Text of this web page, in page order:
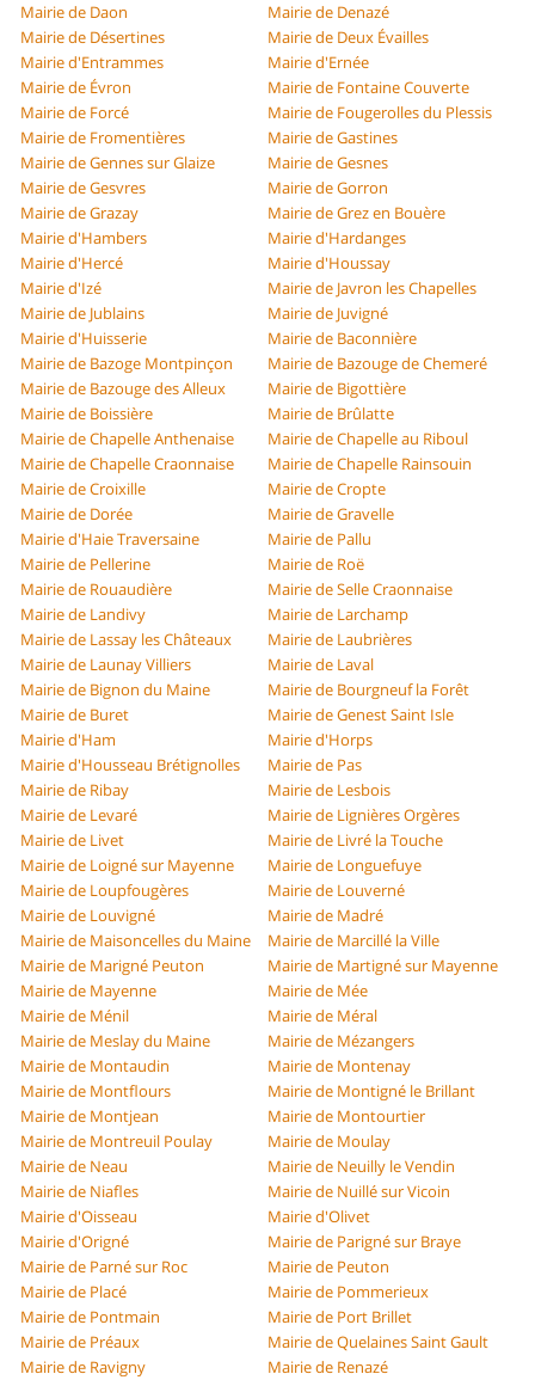
Mairie de Daon
Mairie de Denazé
Mairie de Désertines
Mairie de Deux Évailles
Mairie d'Entrammes
Mairie d'Ernée
Mairie de Évron
Mairie de Fontaine Couverte
Mairie de Forcé
Mairie de Fougerolles du Plessis
Mairie de Fromentières
Mairie de Gastines
Mairie de Gennes sur Glaize
Mairie de Gesnes
Mairie de Gesvres
Mairie de Gorron
Mairie de Grazay
Mairie de Grez en Bouère
Mairie d'Hambers
Mairie d'Hardanges
Mairie d'Hercé
Mairie d'Houssay
Mairie d'Izé
Mairie de Javron les Chapelles
Mairie de Jublains
Mairie de Juvigné
Mairie d'Huisserie
Mairie de Baconnière
Mairie de Bazoge Montpinçon
Mairie de Bazouge de Chemeré
Mairie de Bazouge des Alleux
Mairie de Bigottière
Mairie de Boissière
Mairie de Brûlatte
Mairie de Chapelle Anthenaise
Mairie de Chapelle au Riboul
Mairie de Chapelle Craonnaise
Mairie de Chapelle Rainsouin
Mairie de Croixille
Mairie de Cropte
Mairie de Dorée
Mairie de Gravelle
Mairie d'Haie Traversaine
Mairie de Pallu
Mairie de Pellerine
Mairie de Roë
Mairie de Rouaudière
Mairie de Selle Craonnaise
Mairie de Landivy
Mairie de Larchamp
Mairie de Lassay les Châteaux
Mairie de Laubrières
Mairie de Launay Villiers
Mairie de Laval
Mairie de Bignon du Maine
Mairie de Bourgneuf la Forêt
Mairie de Buret
Mairie de Genest Saint Isle
Mairie d'Ham
Mairie d'Horps
Mairie d'Housseau Brétignolles
Mairie de Pas
Mairie de Ribay
Mairie de Lesbois
Mairie de Levaré
Mairie de Lignières Orgères
Mairie de Livet
Mairie de Livré la Touche
Mairie de Loigné sur Mayenne
Mairie de Longuefuye
Mairie de Loupfougères
Mairie de Louverné
Mairie de Louvigné
Mairie de Madré
Mairie de Maisoncelles du Maine
Mairie de Marcillé la Ville
Mairie de Marigné Peuton
Mairie de Martigné sur Mayenne
Mairie de Mayenne
Mairie de Mée
Mairie de Ménil
Mairie de Méral
Mairie de Meslay du Maine
Mairie de Mézangers
Mairie de Montaudin
Mairie de Montenay
Mairie de Montflours
Mairie de Montigné le Brillant
Mairie de Montjean
Mairie de Montourtier
Mairie de Montreuil Poulay
Mairie de Moulay
Mairie de Neau
Mairie de Neuilly le Vendin
Mairie de Niafles
Mairie de Nuillé sur Vicoin
Mairie d'Oisseau
Mairie d'Olivet
Mairie d'Origné
Mairie de Parigné sur Braye
Mairie de Parné sur Roc
Mairie de Peuton
Mairie de Placé
Mairie de Pommerieux
Mairie de Pontmain
Mairie de Port Brillet
Mairie de Préaux
Mairie de Quelaines Saint Gault
Mairie de Ravigny
Mairie de Renazé